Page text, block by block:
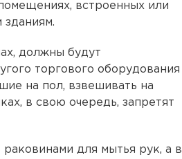
встроенных или
должны будут
торгового оборудования
на пол, взвешивать на
в свою очередь, запретят
для мытья рук, а в